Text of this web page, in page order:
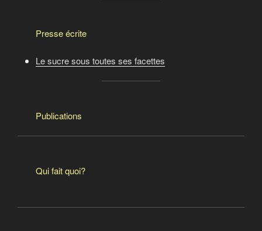
Presse écrite
Le sucre sous toutes ses facettes
Publications
Qui fait quoi?